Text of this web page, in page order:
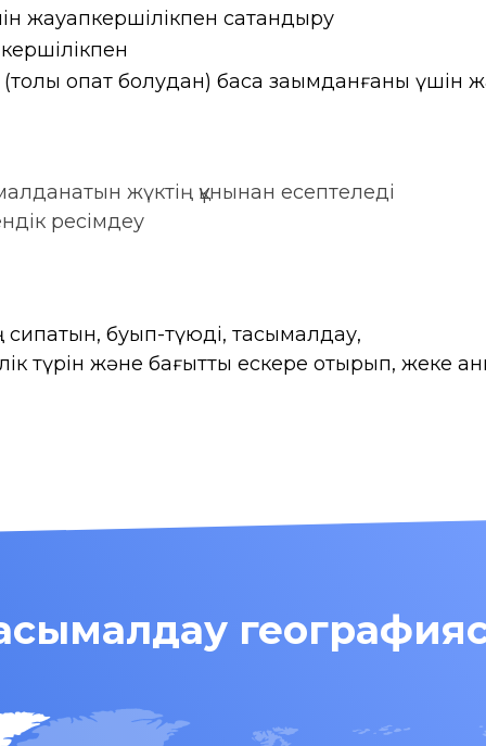
жауапкершілікпен сақтандыру
опат болудан) басқа зақымданғаны үшін
жүктің құнынан есептеледі
ресімдеу
сипатын, буып-түюді, тасымалдау,
түрін және бағытты ескере отырып, жеке